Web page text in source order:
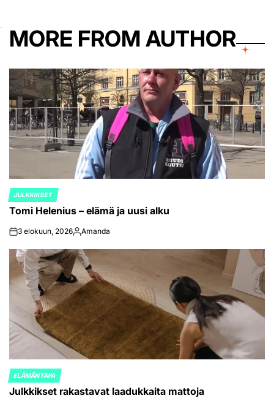
MORE FROM AUTHOR
POSTED
IN
JULKKIKSET
Tomi Helenius – elämä ja uusi alku
on3 elokuun, 2026Posted
Amanda
POSTED
IN
ELÄMÄNTAPA
Julkkikset rakastavat laadukkaita mattoja